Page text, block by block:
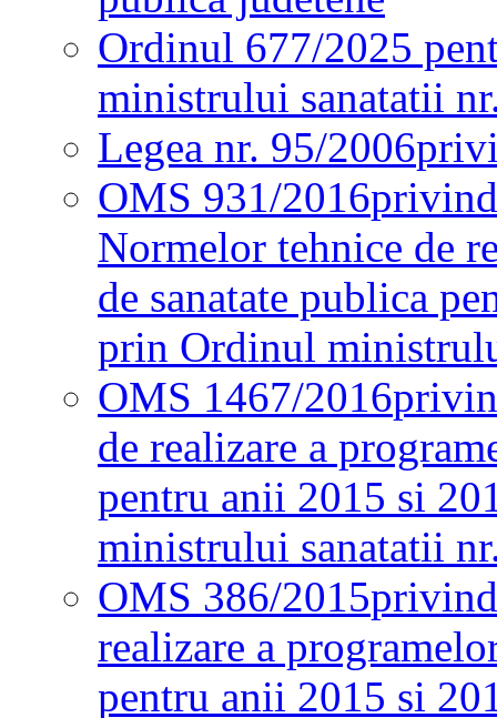
Ordinul 677/2025
ministrului sanatatii
Legea nr. 95/2006
OMS 931/2016
Normelor tehnice de
de sanatate publica
prin Ordinul
OMS 1467/2016
de realizare a
pentru anii 2015 si
ministrului sanatatii
OMS 386/2015
realizare a
pentru anii 2015 si